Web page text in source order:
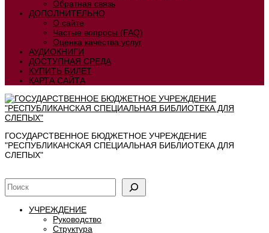
Обратная связь
ДОПОЛНИТЕЛЬНО
О сайте
Частые вопросы (FAQ)
Оценка качества услуг
АУДИОКНИГИ
ДОСТУПНАЯ СРЕДА
КУПИТЬ БИЛЕТ
КАРТА САЙТА
ГОСУДАРСТВЕННОЕ БЮДЖЕТНОЕ УЧРЕЖДЕНИЕ
"РЕСПУБЛИКАНСКАЯ СПЕЦИАЛЬНАЯ БИБЛИОТЕКА ДЛЯ
СЛЕПЫХ"
УЧРЕЖДЕНИЕ
Руководство
Структура